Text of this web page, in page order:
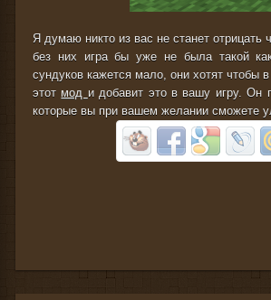
Я думаю никто из вас не станет
без них игра бы уже не была такой
сундуков кажется мало, они хотят чтобы
этот мод и добавит это в вашу игру. Он
которые вы при вашем желании сможете